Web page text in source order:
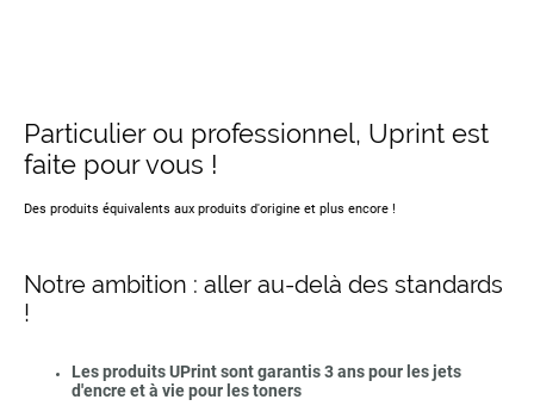
Particulier ou professionnel, Uprint est
faite pour vous !
Des produits équivalents aux produits d'origine et plus encore !
Notre ambition : aller au-delà des standards
!
Les produits UPrint sont garantis 3 ans pour les jets
d'encre et à vie pour les toners